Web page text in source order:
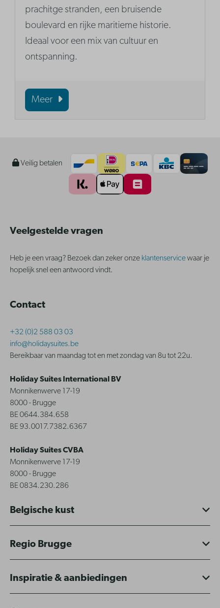
prachitge stranden, een bruisende
boulevard en rijke maritieme historie.
Ideaal voor een mix van cultuur en
ontspanning.
Meer
Veilig betalen
Veelgestelde vragen
Heb je een vraag? Bezoek dan zeker onze klantenservicewaar je
hopelijk snel een antwoord vindt.
Contact
+32 (0)2 588 03 03
info@holidaysuites.be
Bereikbaar van maandag tot en met zondag van 8u tot 22u.
Holiday Suites International BV
Monnikenwerve 17-19
8000 - Brugge
BE 0644.384.658
BE 93.0017.7382.6367
Holiday Suites CVBA
Monnikenwerve 17-19
8000 - Brugge
BE 0834.230.286
Belgische kust
Regio Brugge
Inspiratie & aanbiedingen